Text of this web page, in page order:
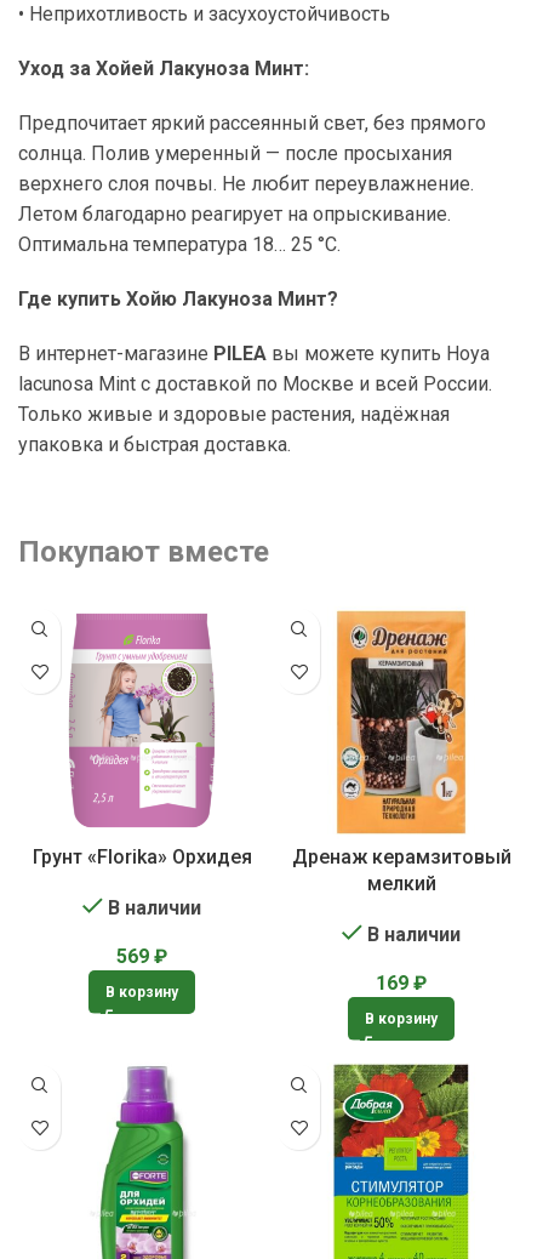
• Неприхотливость и засухоустойчивость
Уход за Хойей Лакуноза Минт:
Предпочитает яркий рассеянный свет, без прямого
солнца. Полив умеренный — после просыхания
верхнего слоя почвы. Не любит переувлажнение.
Летом благодарно реагирует на опрыскивание.
Оптимальна температура 18… 25 °C.
Где купить Хойю Лакуноза Минт?
В интернет-магазине PILEA вы можете купить Hoya
lacunosa Mint с доставкой по Москве и всей России.
Только живые и здоровые растения, надёжная
упаковка и быстрая доставка.
Покупают вместе
Грунт «Florika» Орхидея
В наличии
569 ₽
В корзину
Дренаж керамзитовый
мелкий
В наличии
169 ₽
В корзину